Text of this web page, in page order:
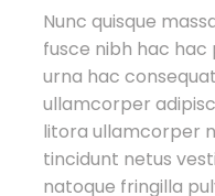
Nunc quisque
fusce nibh hac hac
urna hac
ullamcorper
litora ullamcorper
tincidunt netus
natoque fringilla